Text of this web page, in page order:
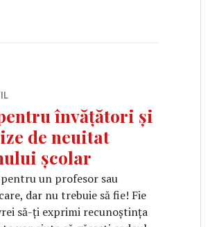
învățători și
de neuitat
școlar
un profesor sau
dar nu trebuie să fie! Fie
să-ți exprimi recunoștința